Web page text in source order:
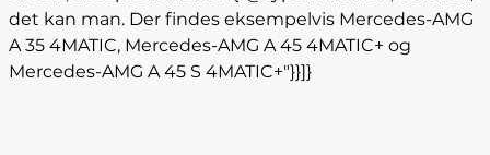
det kan man. Der findes eksempelvis Mercedes-AMG
A 35 4MATIC, Mercedes-AMG A 45 4MATIC+ og
Mercedes-AMG A 45 S 4MATIC+"}}]}